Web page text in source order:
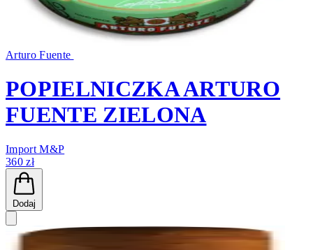
Arturo Fuente
POPIELNICZKA ARTURO
FUENTE ZIELONA
Import M&P
360 zł
Dodaj